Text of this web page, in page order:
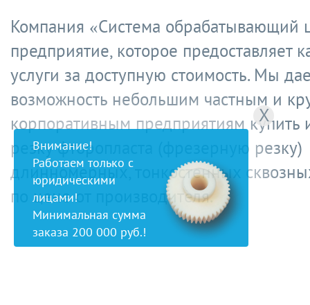
Компания «Система обрабатывающий
предприятие, которое предоставляет
услуги за доступную стоимость. Мы
возможность небольшим частным и
корпоративным предприятиям купить
резку фторопласта (фрезерную резку)
длинномерных, тонкостенных
по цене от производителя.
X
Внимание!
Работаем только с
юридическими
лицами!
Минимальная сумма
заказа 200 000 руб.!